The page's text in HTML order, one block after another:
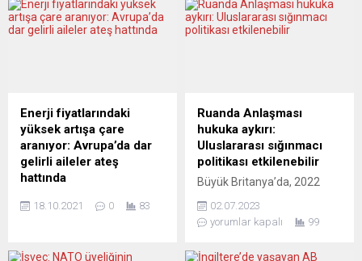
Türkiye üzerine raporunun
değişiklik önergelerinin ve
hazırlayan AP’nin İspanyol
milletvekili Nacho Sanchez
Amor, parlamentodaki
görüşmeler sırasında, bu
yılki raporun geçen iki yıldaki
imza kampanyası başlatıldı.
Borrell ise özür diledi, ancak
kalan birçok yerini ise
“ormana” benzeten AB Dış
İlişkiler ve Güvenlik Politikası
Yüksek Temsilcisi Josep
Borrell’i, ırkçılık yapmak ve
sömürgeci dil...
Enerji fiyatlarındaki
yüksek artışa çare
aranıyor: Avrupa’da dar
gelirli aileler ateş
hattında
fiyatlarındaki yüksek artış
18.10.2021 0 83
Ruanda Anlaşması
hukuka aykırı:
Uluslararası sığınmacı
politikası etkilenebilir
Büyük Britanya’da, 2022
Ruanda’da gerçekleştirilen
iltica işlemleri uygulamasına
02.07.2023
yorumlar kapalı
99